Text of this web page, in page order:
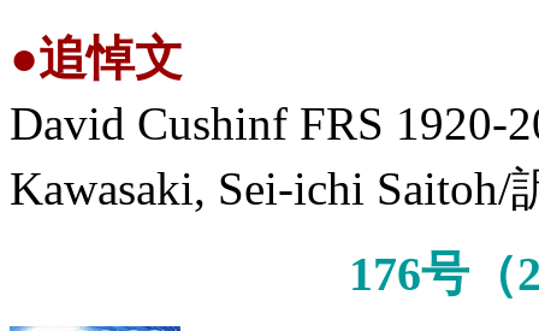
●追悼文
David Cushinf FRS 1920-
Kawasaki, Sei-ichi
176号（